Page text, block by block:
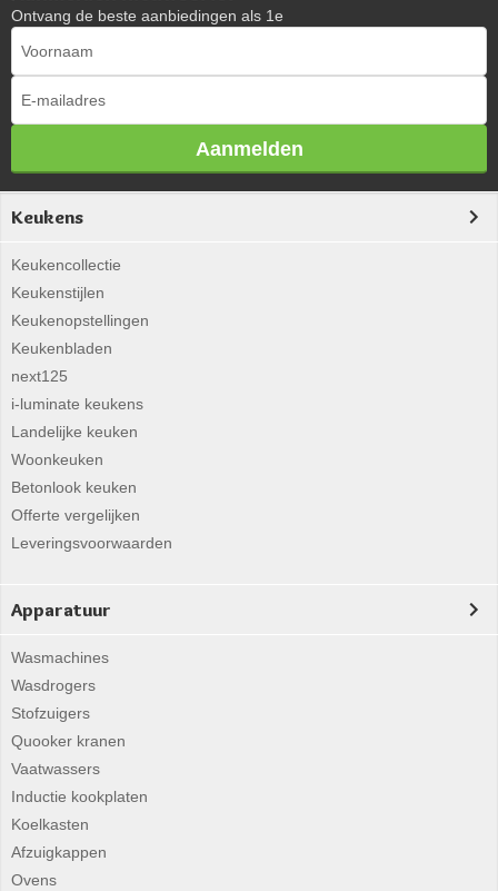
Ontvang de beste aanbiedingen als 1e
Aanmelden
Keukens
Keukencollectie
Keukenstijlen
Keukenopstellingen
Keukenbladen
next125
i-luminate keukens
Landelijke keuken
Woonkeuken
Betonlook keuken
Offerte vergelijken
Leveringsvoorwaarden
Apparatuur
Wasmachines
Wasdrogers
Stofzuigers
Quooker kranen
Vaatwassers
Inductie kookplaten
Koelkasten
Afzuigkappen
Ovens